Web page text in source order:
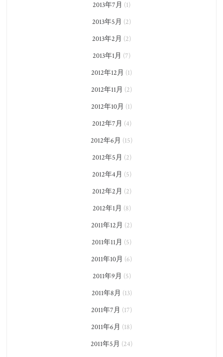
2013年7月 (1)
2013年5月 (2)
2013年2月 (2)
2013年1月 (7)
2012年12月 (1)
2012年11月 (2)
2012年10月 (1)
2012年7月 (4)
2012年6月 (15)
2012年5月 (2)
2012年4月 (5)
2012年2月 (2)
2012年1月 (8)
2011年12月 (2)
2011年11月 (5)
2011年10月 (6)
2011年9月 (5)
2011年8月 (13)
2011年7月 (17)
2011年6月 (18)
2011年5月 (24)